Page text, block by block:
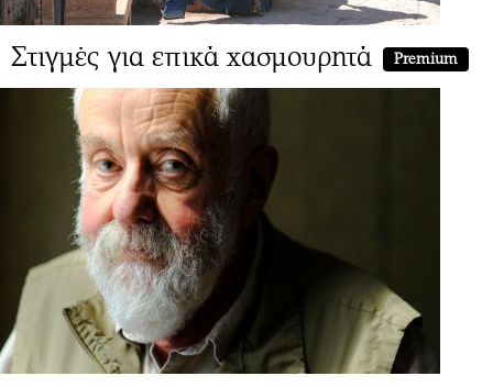
Στιγμές για επικά χασμουρητά Premium